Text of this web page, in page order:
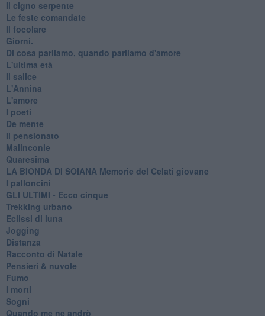
Il cigno serpente
Le feste comandate
Il focolare
Giorni.
Di cosa parliamo, quando parliamo d'amore
L'ultima età
Il salice
L'Annina
L'amore
I poeti
De mente
Il pensionato
Malinconie
Quaresima
LA BIONDA DI SOIANA Memorie del Celati giovane
I palloncini
GLI ULTIMI - Ecco cinque
Trekking urbano
Eclissi di luna
Jogging
Distanza
Racconto di Natale
Pensieri & nuvole
Fumo
I morti
Sogni
Quando me ne andrò